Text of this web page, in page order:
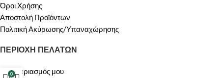
Όροι Χρήσης
Αποστολή Προϊόντων
Πολιτική Ακύρωσης/Υπαναχώρησης
ΠΕΡΙΟΧΗ ΠΕΛΑΤΩΝ
Ο λογαριασμός μου
0